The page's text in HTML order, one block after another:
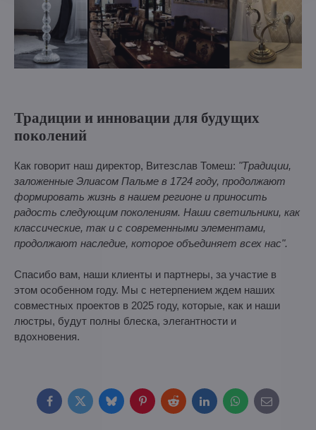
Традиции и инновации для будущих
поколений
Как говорит наш директор, Витезслав Томеш: "Традиции,
заложенные Элиасом Пальме в 1724 году, продолжают
формировать жизнь в нашем регионе и приносить
радость следующим поколениям. Наши светильники, как
классические, так и с современными элементами,
продолжают наследие, которое объединяет всех нас".
Спасибо вам, наши клиенты и партнеры, за участие в
этом особенном году. Мы с нетерпением ждем наших
совместных проектов в 2025 году, которые, как и наши
люстры, будут полны блеска, элегантности и
вдохновения.
FacebookTwitterBlueskyPinterestRedditLinkedInWhatsApp
E-
mail